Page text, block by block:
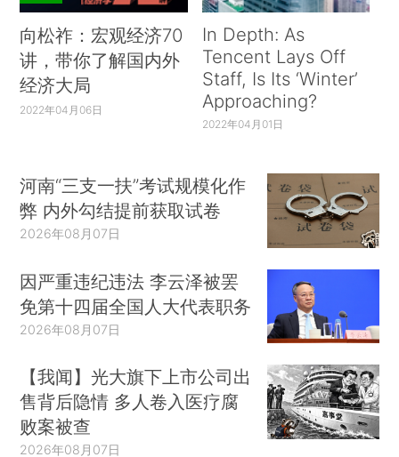
向松祚：宏观经济70
讲，带你了解国内外
经济大局
2022年04月06日
In Depth: As
Tencent Lays Off
Staff, Is Its ‘Winter’
Approaching?
2022年04月01日
河南“三支一扶”考试规模化作
弊 内外勾结提前获取试卷
2026年08月07日
因严重违纪违法 李云泽被罢
免第十四届全国人大代表职务
2026年08月07日
【我闻】光大旗下上市公司出
售背后隐情 多人卷入医疗腐
败案被查
2026年08月07日